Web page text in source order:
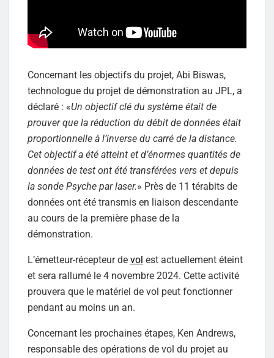
Concernant les objectifs du projet, Abi Biswas,
technologue du projet de démonstration au JPL, a
déclaré : «Un objectif clé du système était de
prouver que la réduction du débit de données était
proportionnelle à l’inverse du carré de la distance.
Cet objectif a été atteint et d’énormes quantités de
données de test ont été transférées vers et depuis
la sonde Psyche par laser.» Près de 11 térabits de
données ont été transmis en liaison descendante
au cours de la première phase de la
démonstration.
L’émetteur-récepteur de vol est actuellement éteint
et sera rallumé le 4 novembre 2024. Cette activité
prouvera que le matériel de vol peut fonctionner
pendant au moins un an.
Concernant les prochaines étapes, Ken Andrews,
responsable des opérations de vol du projet au